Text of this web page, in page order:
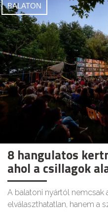
BALATON
8 hangulatos
ahol a csillagok
A balatoni nyártól nemcsak
elválaszthatatlan, hanem a